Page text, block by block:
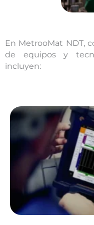
En MetrooMat NDT,
de equipos y
incluyen: